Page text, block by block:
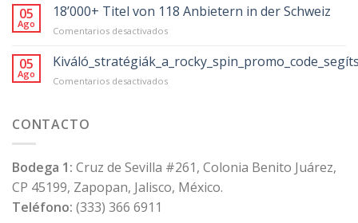
05
Ago
18’000+ Titel von 118 Anbietern in der Schweiz
Comentarios desactivadosen
Titel
von
118
05
Ago
Comentarios desactivadosen
CONTACTO
Bodega 1: Cruz de Sevilla #261, Colonia Benito Juárez,
CP 45199, Zapopan, Jalisco, México.
Teléfono: (333) 366 6911